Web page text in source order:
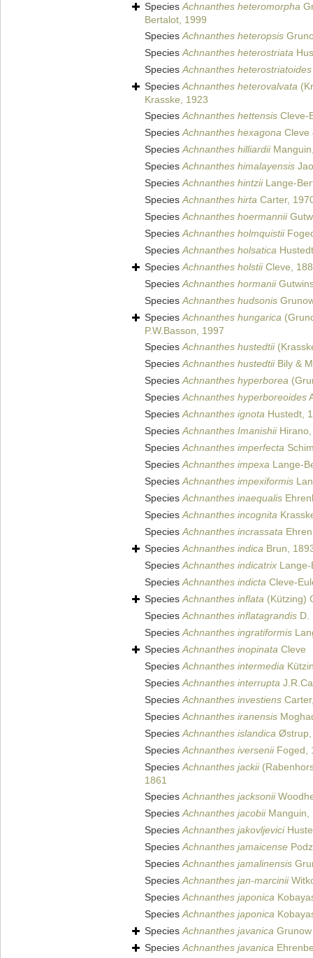
SpeciesAchnanthes heteromorpha
Bertalot, 1999
SpeciesAchnanthes heteropsis
SpeciesAchnanthes heterostriata
SpeciesAchnanthes heterostriatoides
SpeciesAchnanthes heterovalvata
Krasske, 1923
SpeciesAchnanthes hettensis Cleve-
SpeciesAchnanthes hexagona Cleve
SpeciesAchnanthes hilliardii
SpeciesAchnanthes himalayensis
SpeciesAchnanthes hintziiLange-
SpeciesAchnanthes hirta Carter,
SpeciesAchnanthes hoermannii
SpeciesAchnanthes holmquistii
SpeciesAchnanthes holsatica
SpeciesAchnanthes holstiiCleve,
SpeciesAchnanthes hormanii
SpeciesAchnanthes hudsonis
SpeciesAchnanthes hungarica
P.W.Basson, 1997
SpeciesAchnanthes hustedtii
SpeciesAchnanthes hustedtiiBily &
SpeciesAchnanthes hyperborea
SpeciesAchnanthes hyperboreoides
SpeciesAchnanthes ignota Hustedt,
SpeciesAchnanthes ImanishiiHirano,
SpeciesAchnanthes imperfecta
SpeciesAchnanthes impexa Lange-
SpeciesAchnanthes impexiformis
SpeciesAchnanthes inaequalis
SpeciesAchnanthes incognita
SpeciesAchnanthes incrassata
SpeciesAchnanthes indica Brun,
SpeciesAchnanthes indicatrix
SpeciesAchnanthes indicta Cleve-
SpeciesAchnanthes inflata (Kützing)
SpeciesAchnanthes inflatagrandis D.
SpeciesAchnanthes ingratiformis
SpeciesAchnanthes inopinata Cleve
SpeciesAchnanthes intermedia
SpeciesAchnanthes interrupta
SpeciesAchnanthes investiens
SpeciesAchnanthes iranensis
SpeciesAchnanthes islandica Østrup,
SpeciesAchnanthes iverseniiFoged,
SpeciesAchnanthes jackii
1861
SpeciesAchnanthes jacksonii
SpeciesAchnanthes jacobiiManguin,
SpeciesAchnanthes jakovljevici
SpeciesAchnanthes jamaicense
SpeciesAchnanthes jamalinensis
SpeciesAchnanthes jan-marcinii
SpeciesAchnanthes japonica
SpeciesAchnanthes japonica
SpeciesAchnanthes javanica
SpeciesAchnanthes javanica